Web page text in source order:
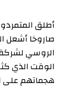
أطلق
صاروخا أشعل
الروسي لشركة
الوقت الذي
هجماتهم على